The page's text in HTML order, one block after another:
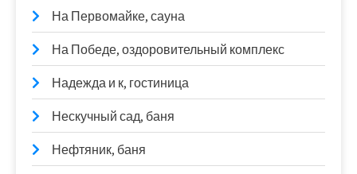
На Первомайке, сауна
На Победе, оздоровительный комплекс
Надежда и к, гостиница
Нескучный сад, баня
Нефтяник, баня